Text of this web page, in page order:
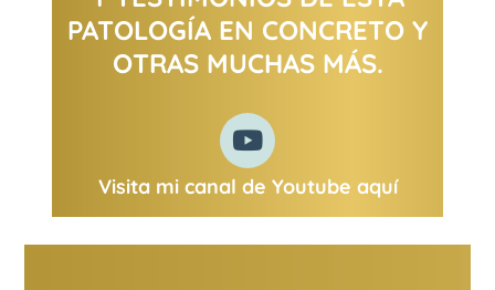
PATOLOGÍA EN CONCRETO Y
OTRAS MUCHAS MÁS.
Visita mi canal de Youtube aquí